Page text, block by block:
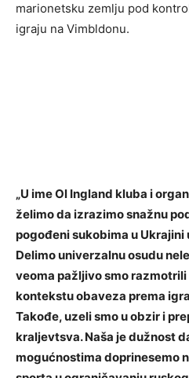
marionetsku zemlju pod
igraju na Vimbldonu.
„U ime Ol Ingland kluba i
želimo da izrazimo snažnu
pogođeni sukobima u
Delimo univerzalnu osudu
veoma pažljivo smo
kontekstu obaveza prema
Takođe, uzeli smo u obzir i
kraljevtsva. Naša je dužnost
mogućnostima doprinesemo